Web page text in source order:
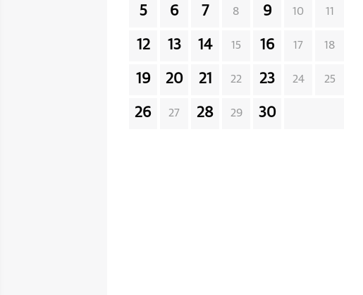
5 6 7 8 9 10 11
12 13 14 15 16 17 18
19 20 21 22 23 24 25
26 27 28 29 30